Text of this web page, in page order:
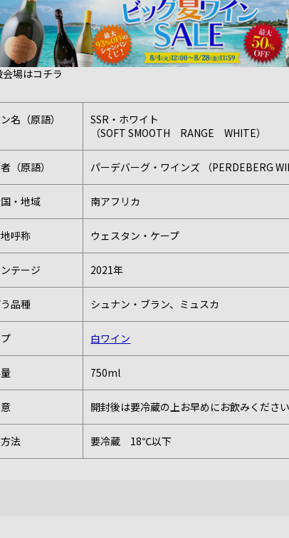
場はコチラ
名（原語）
SSR・ホワイト
（SOFT SMOOTH RANGE WHITE）
（原語） パーデバーグ・ワインズ （PERDEBERG
・地域 南アフリカ
呼称 ウェスタン・ケープ
テージ 2021年
品種 シュナン・ブラン、ミュスカ
白ワイン
750ml
開封後は要冷蔵の上お早めにお飲みくださ
法 要冷蔵 18℃以下